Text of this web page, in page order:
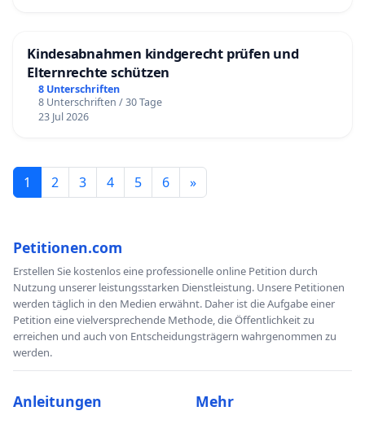
Kindesabnahmen kindgerecht prüfen und
Elternrechte schützen
8 Unterschriften
8 Unterschriften / 30 Tage
23 Jul 2026
1 2 3 4 5 6 »
Petitionen.com
Erstellen Sie kostenlos eine professionelle online Petition durch
Nutzung unserer leistungsstarken Dienstleistung. Unsere Petitionen
werden täglich in den Medien erwähnt. Daher ist die Aufgabe einer
Petition eine vielversprechende Methode, die Öffentlichkeit zu
erreichen und auch von Entscheidungsträgern wahrgenommen zu
werden.
Anleitungen Mehr